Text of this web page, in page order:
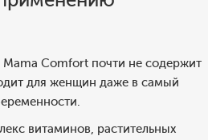
Mama Comfort почти не содержит
для женщин даже в самый
витаминов, растительных